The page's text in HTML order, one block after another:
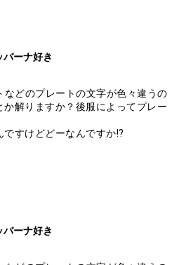
ーナ好き
などのプレートの文字が色々違うの
解りますか？後服によってプレー
すけどどーなんですか!?
ーナ好き